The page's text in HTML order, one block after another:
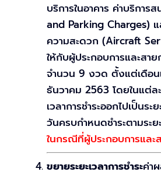
บริการในอาคาร ค่าบริการ
and Parking Charges) แ
ความสะดวก (Aircraft
ให้กับผู้ประกอบการและสา
จำนวน 9 งวด ตั้งแต่เดือ
ธันวาคม 2563 โดยในแต่ล
เวลาการชำระออกไปเป็นระ
วันครบกำหนดชำระตามระย
ในกรณีที่ผู้ประกอบการและ
ขยายระยะเวลาการชำระค่า